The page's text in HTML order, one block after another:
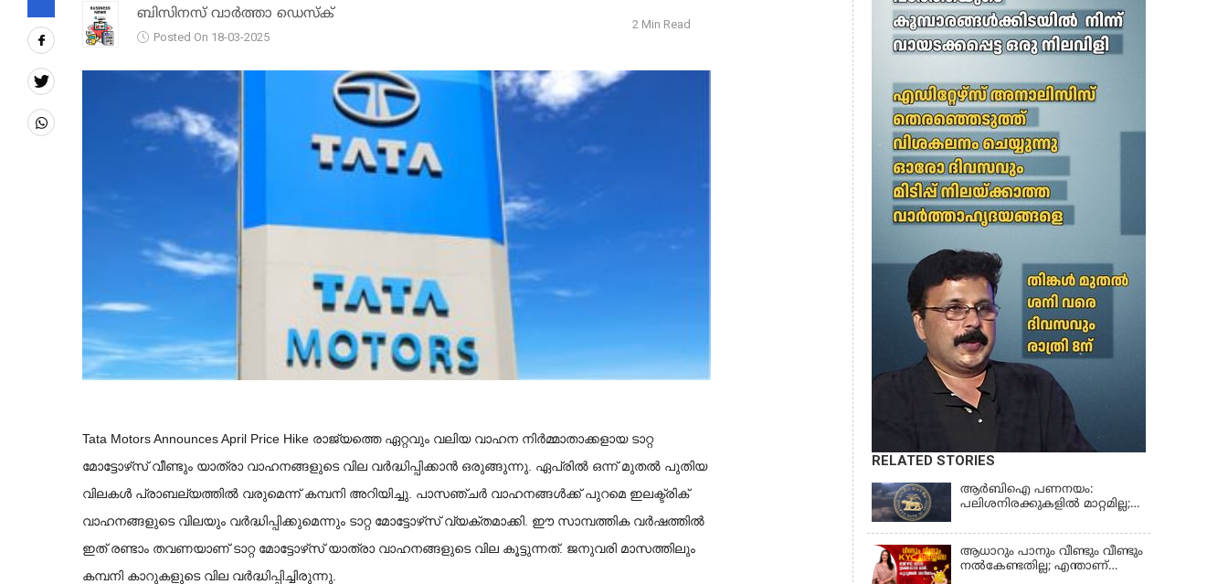
ബിസിനസ് വാർത്താ ഡെസ്ക്
Posted On 18-03-2025
2 Min Read
Tata Motors Announces April Price Hike രാജ്യത്തെ ഏറ്റവും വലിയ വാഹന നിർമ്മാതാക്കളായ ടാറ്റ
മോട്ടോഴ്‌സ് വീണ്ടും യാത്രാ വാഹനങ്ങളുടെ വില വർദ്ധിപ്പിക്കാൻ ഒരുങ്ങുന്നു. ഏപ്രിൽ ഒന്ന് മുതൽ പുതിയ
വിലകൾ പ്രാബല്യത്തിൽ വരുമെന്ന് കമ്പനി അറിയിച്ചു. പാസഞ്ചർ വാഹനങ്ങൾക്ക് പുറമെ ഇലക്ട്രിക്
വാഹനങ്ങളുടെ വിലയും വർദ്ധിപ്പിക്കുമെന്നും ടാറ്റ മോട്ടോഴ്‌സ് വ്യക്തമാക്കി. ഈ സാമ്പത്തിക വർഷത്തിൽ
ഇത് രണ്ടാം തവണയാണ് ടാറ്റ മോട്ടോഴ്‌സ് യാത്രാ വാഹനങ്ങളുടെ വില കൂട്ടുന്നത്. ജനുവരി മാസത്തിലും
കമ്പനി കാറുകളുടെ വില വർദ്ധിപ്പിച്ചിരുന്നു.
RELATED STORIES
ആർബിഐ പണനയം:
പലിശനിരക്കുകളിൽ മാറ്റമില്ല;
ശതമാനമായി തുടരും
ആധാറും പാനും വീണ്ടും വീണ്ടും
നൽകേണ്ടതില്ല; എന്താണ്